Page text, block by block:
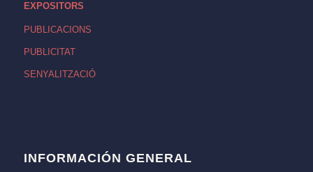
EXPOSITORS
PUBLICACIONS
PUBLICITAT
SENYALITZACIÓ
INFORMACIÓN GENERAL